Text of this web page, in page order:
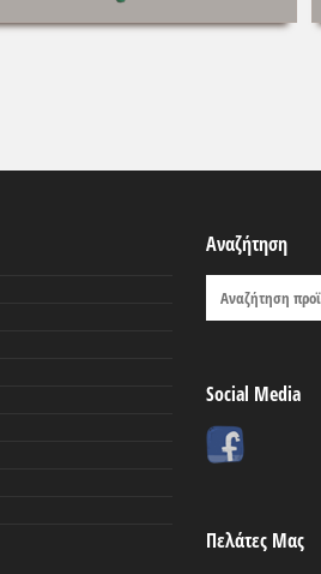
Αναζήτηση
Social Media
Πελάτες Μας